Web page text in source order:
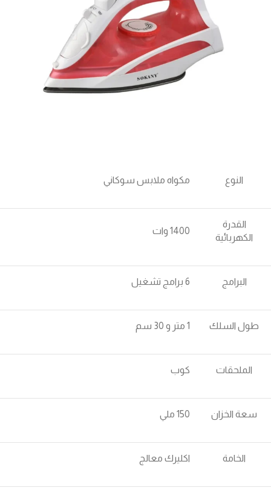
النوع مكواه ملابس سوكاني
القدرة
الكهربائية
1400 وات
البرامج 6 برامج تشغيل
طول السلك 1 متر و 30 سم
الملحقات كوب
سعة الخزان 150 ملي
الخامة اكليرك معالج